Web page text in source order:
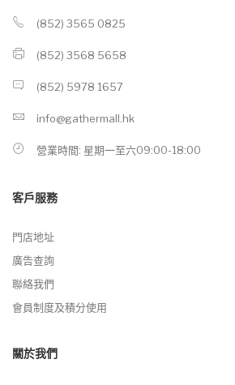
(852) 3565 0825
(852) 3568 5658
(852) 5978 1657
info@gathermall.hk
營業時間: 星期一至六09:00-18:00
客戶服務
門店地址
廣告查詢
聯絡我們
會員制度及積分使用
關於我們